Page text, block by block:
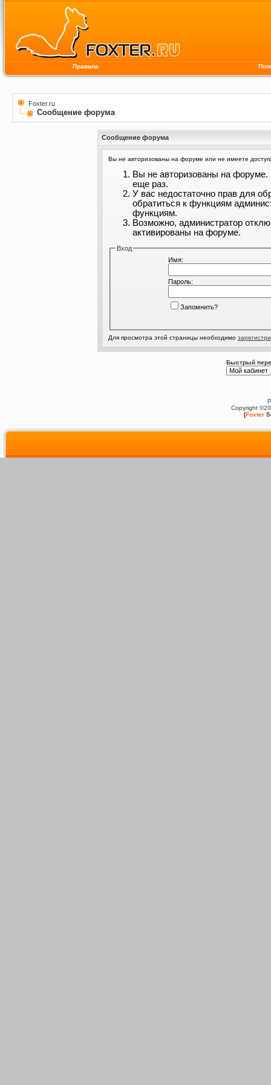
Правила
Foxter.ru
Сообщение форума
Сообщение форума
Вы не авторизованы на форуме или не имеете
Вы не авторизованы на форуме.
еще раз.
У вас недостаточно прав для
обратиться к функциям
функциям.
Возможно, администратор
активированы на форуме.
Вход
Имя:
Пароль:
Запомнить?
Для просмотра этой страницы необходимо
Быстрый
Copyright
[Foxter